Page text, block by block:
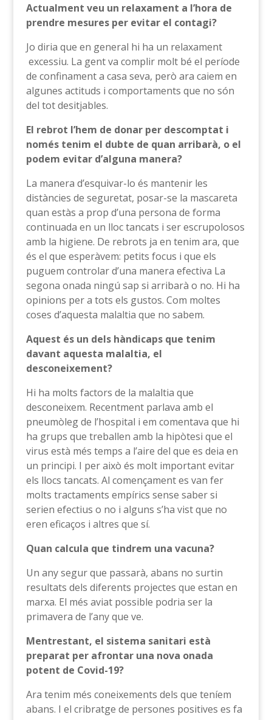
Actualment veu un relaxament a l’hora de
prendre mesures per evitar el contagi?
Jo diria que en general hi ha un relaxament
excessiu. La gent va complir molt bé el període
de confinament a casa seva, però ara caiem en
algunes actituds i comportaments que no són
del tot desitjables.
El rebrot l’hem de donar per descomptat i
només tenim el dubte de quan arribarà, o el
podem evitar d’alguna manera?
La manera d’esquivar-lo és mantenir les
distàncies de seguretat, posar-se la mascareta
quan estàs a prop d’una persona de forma
continuada en un lloc tancats i ser escrupolosos
amb la higiene. De rebrots ja en tenim ara, que
és el que esperàvem: petits focus i que els
puguem controlar d’una manera efectiva La
segona onada ningú sap si arribarà o no. Hi ha
opinions per a tots els gustos. Com moltes
coses d’aquesta malaltia que no sabem.
Aquest és un dels hàndicaps que tenim
davant aquesta malaltia, el
desconeixement?
Hi ha molts factors de la malaltia que
desconeixem. Recentment parlava amb el
pneumòleg de l’hospital i em comentava que hi
ha grups que treballen amb la hipòtesi que el
virus està més temps a l’aire del que es deia en
un principi. I per això és molt important evitar
els llocs tancats. Al començament es van fer
molts tractaments empírics sense saber si
serien efectius o no i alguns s’ha vist que no
eren eficaços i altres que sí.
Quan calcula que tindrem una vacuna?
Un any segur que passarà, abans no surtin
resultats dels diferents projectes que estan en
marxa. El més aviat possible podria ser la
primavera de l’any que ve.
Mentrestant, el sistema sanitari està
preparat per afrontar una nova onada
potent de Covid-19?
Ara tenim més coneixements dels que teníem
abans. I el cribratge de persones positives es fa